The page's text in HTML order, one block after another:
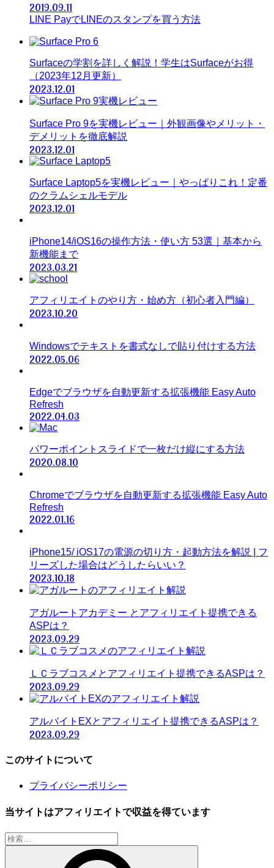
2019.09.11
LINE PayでLINEのスタンプを買う方法
Surfaceの学割を詳しく解説！学生はSurfaceがお得
（2023年12月更新）
2023.12.01
Surface Pro 9を実機レビュー｜外観画像やメリット・
デメリットを徹底解説
2023.12.01
Surface Laptop5を実機レビュー｜やっぱりこれ！定番
のクラムシェルモデル
2023.12.01
iPhone14/iOS16の操作方法・使い方 53選｜基本から
新機能まで
2023.03.21
アフィリエイトのやり方・始め方（初心者入門編）
2023.10.20
Windowsでテキストを書式なしで貼り付けする方法
2022.05.06
Edgeでブラウザを自動更新する拡張機能 Easy Auto
Refresh
2022.04.03
パワーポイントスライドで一枚だけ縦にする方法
2020.08.10
Chromeでブラウザを自動更新する拡張機能 Easy Auto
Refresh
2022.01.16
iPhone15/ iOS17の電源の切り方・起動方法を解説 | フ
リーズした場合はどうしたらいい？
2023.10.18
アガルートアカデミー とアフィリエイト提携できる
ASPは？
2023.09.29
ＬＣラブコスメとアフィリエイト提携できるASPは？
2023.09.29
アルバイトEXとアフィリエイト提携できるASPは？
2023.09.29
このサイトについて
プライバシーポリシー
当サイトはアフィリエイトで収益を得ています
検
索: